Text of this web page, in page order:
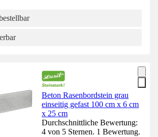
Beton Rasenbordstein grau
einseitig gefast 100 cm x 6 cm
x 25 cm
Durchschnittliche Bewertung:
4 von 5 Sternen. 1 Bewertung.